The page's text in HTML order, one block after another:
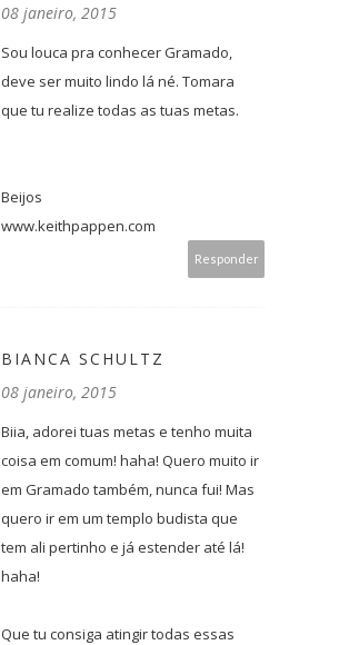
08 janeiro, 2015
Sou louca pra conhecer Gramado,
deve ser muito lindo lá né. Tomara
que tu realize todas as tuas metas.
Beijos
www.keithpappen.com
Responder
BIANCA SCHULTZ
08 janeiro, 2015
Biia, adorei tuas metas e tenho muita
coisa em comum! haha! Quero muito ir
em Gramado também, nunca fui! Mas
quero ir em um templo budista que
tem ali pertinho e já estender até lá!
haha!
Que tu consiga atingir todas essas